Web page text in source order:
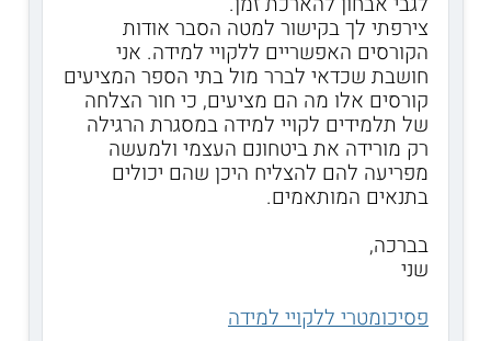
צירפתי לך בקישור למטה הסבר אודות
הקורסים האפשריים ללקויי למידה. אני
חושבת שכדאי לברר מול בתי הספר המציעים
קורסים אלו מה הם מציעים, כי חור הצלחה
של תלמידים לקויי למידה במסגרת הרגילה
רק מורידה את ביטחונם העצמי ולמעשה
מפריעה להם להצליח היכן שהם יכולים
בתנאים המותאמים.
בברכה,
שני
פסיכומטרי ללקויי למידה